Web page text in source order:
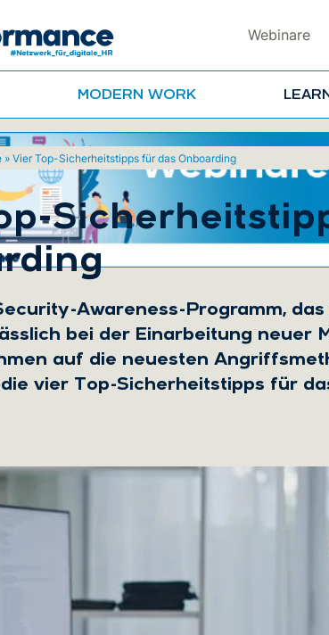
Webinare
MODERN WORK
» Vier Top-Sicherheitstipps für das Onboarding
Awareness-Programm,
bei der Einarbeitung neuer
auf die neuesten
vier Top-Sicherheitstipps für